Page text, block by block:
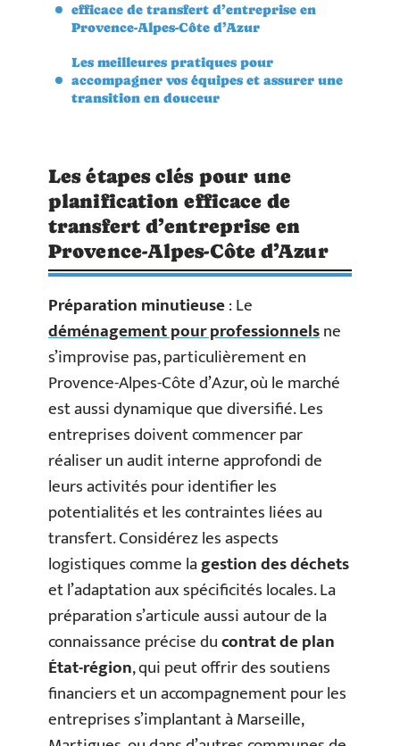
efficace de transfert d’entreprise en
Provence-Alpes-Côte d’Azur
Les meilleures pratiques pour
accompagner vos équipes et assurer une
transition en douceur
Les étapes clés pour une
planification efficace de
transfert d’entreprise en
Provence-Alpes-Côte d’Azur
Préparation minutieuse: Le
déménagement pour professionnelsne
s’improvise pas, particulièrement en
Provence-Alpes-Côte d’Azur, où le marché
est aussi dynamique que diversifié. Les
entreprises doivent commencer par
réaliser un audit interne approfondi de
leurs activités pour identifier les
potentialités et les contraintes liées au
transfert. Considérez les aspects
logistiques comme lagestion des déchets
et l’adaptation aux spécificités locales. La
préparation s’articule aussi autour de la
connaissance précise ducontrat de plan
État-région, qui peut offrir des soutiens
financiers et un accompagnement pour les
entreprises s’implantant à Marseille,